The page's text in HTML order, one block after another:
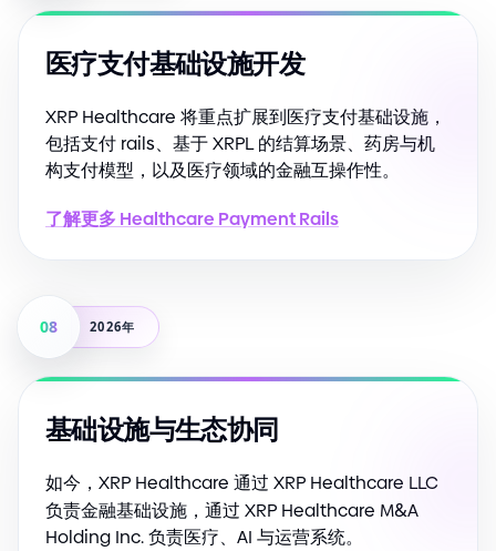
医疗支付基础设施开发
XRP Healthcare 将重点扩展到医疗支付基础设施，
包括支付 rails、基于 XRPL 的结算场景、药房与机
构支付模型，以及医疗领域的金融互操作性。
了解更多 Healthcare Payment Rails
08 2026年
基础设施与生态协同
如今，XRP Healthcare 通过 XRP Healthcare LLC
负责金融基础设施，通过 XRP Healthcare M&A
Holding Inc. 负责医疗、AI 与运营系统。